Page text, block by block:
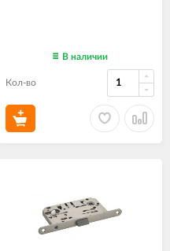
В наличии
Кол-во